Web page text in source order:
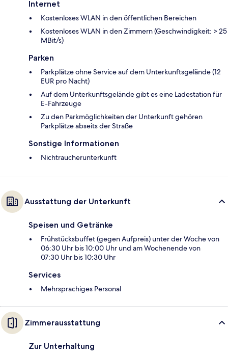
Internet
Kostenloses WLAN in den öffentlichen Bereichen
Kostenloses WLAN in den Zimmern (Geschwindigkeit: > 25
MBit/s)
Parken
Parkplätze ohne Service auf dem Unterkunftsgelände (12
EUR pro Nacht)
Auf dem Unterkunftsgelände gibt es eine Ladestation für
E-Fahrzeuge
Zu den Parkmöglichkeiten der Unterkunft gehören
Parkplätze abseits der Straße
Sonstige Informationen
Nichtraucherunterkunft
Ausstattung der Unterkunft
Speisen und Getränke
Frühstücksbuffet (gegen Aufpreis) unter der Woche von
06:30 Uhr bis 10:00 Uhr und am Wochenende von
07:30 Uhr bis 10:30 Uhr
Services
Mehrsprachiges Personal
Zimmerausstattung
Zur Unterhaltung